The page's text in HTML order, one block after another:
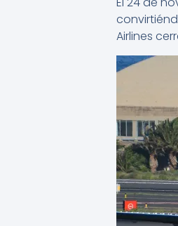
Airlines